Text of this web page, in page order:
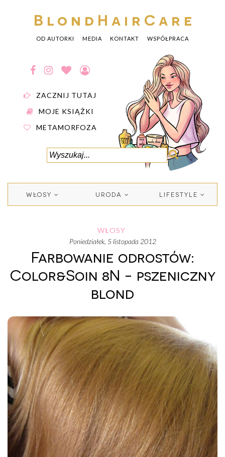
BlondHairCare
OD AUTORKI MEDIA KONTAKT WSPÓŁPRACA
ZACZNIJ TUTAJ
MOJE KSIĄŻKI
METAMORFOZA
WŁOSY URODA LIFESTYLE
WŁOSY
poniedziałek, 5 listopada 2012
Farbowanie odrostów:
Color&Soin 8N - pszeniczny
blond